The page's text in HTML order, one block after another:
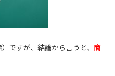
ですが、結論から言うと、 商